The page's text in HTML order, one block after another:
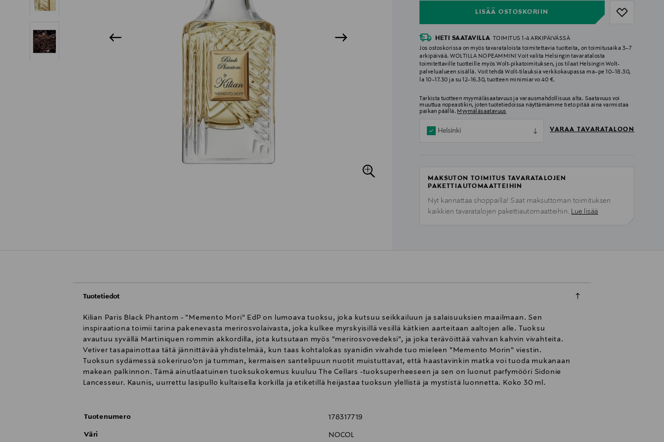
LISÄÄ OSTOSKORIIN
HETI SAATAVILLA
TOIMITUS 1-4 ARKIPÄIVÄSSÄ
Jos ostoskorissa on myös tavarataloista toimitettavia tuotteita, on toimitusaika 3–7
arkipäivää. WOLTILLA NOPEAMMIN! Voit valita Helsingin tavaratalosta
toimitettaville tuotteille myös Wolt-pikatoimituksen, jos tilaat Helsingin Wolt-
palvelualueen sisällä. Voit tehdä Wolt-tilauksia verkkokaupassa ma–pe 10–18.30,
la 10–17.30 ja su 12–16.30, tuotteen minimiarvo 40 €.
Tarkista tuotteen myymäläsaatavuus ja varausmahdollisuus alta. Saatavuus voi
muuttua nopeastikin, joten tuotetiedoissa näyttämämme tieto pitää aina varmistaa
paikan päällä. Myymäläsaatavuus
Helsinki VARAA TAVARATALOON
MAKSUTON TOIMITUS TAVARATALOJEN
PAKETTIAUTOMAATTEIHIN
Nyt kannattaa shoppailla! Saat maksuttoman toimituksen
kaikkien tavaratalojen pakettiautomaatteihin. Lue lisää
Tuotetiedot
Kilian Paris Black Phantom - "Memento Mori" EdP on lumoava tuoksu, joka kutsuu seikkailuun ja salaisuuksien maailmaan. Sen
inspiraationa toimii tarina pakenevasta merirosvolaivasta, joka kulkee myrskyisillä vesillä kätkien aarteitaan aaltojen alle. Tuoksu
avautuu syvällä Martiniquen rommin akkordilla, jota kutsutaan myös "merirosvovedeksi", ja joka terävöittää vahvan kahvin vivahteita.
Vetiver tasapainottaa tätä jännittävää yhdistelmää, kun taas kohtalokas syanidin vivahde tuo mieleen "Memento Morin" viestin.
Tuoksun sydämessä sokeriruo'on ja tumman, kermaisen santelipuun nuotit muistuttavat, että haastavinkin matka voi tuoda mukanaan
makean palkinnon. Tämä ainutlaatuinen tuoksukokemus kuuluu The Cellars -tuoksuperheeseen ja sen on luonut parfymööri Sidonie
Lancesseur. Kaunis, uurrettu lasipullo kultaisella korkilla ja etiketillä heijastaa tuoksun ylellistä ja mystistä luonnetta. Koko 30 ml.
Tuotenumero 178317719
Väri NOCOL